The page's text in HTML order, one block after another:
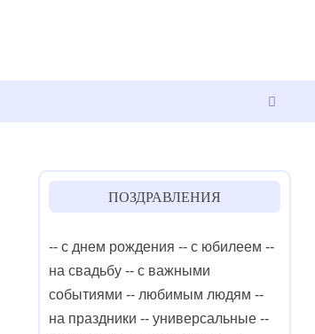
ПОЗДРАВЛЕНИЯ
-- с днем рождения -- с юбилеем --
на свадьбу -- с важными
событиями -- любимым людям --
на праздники -- универсальные --